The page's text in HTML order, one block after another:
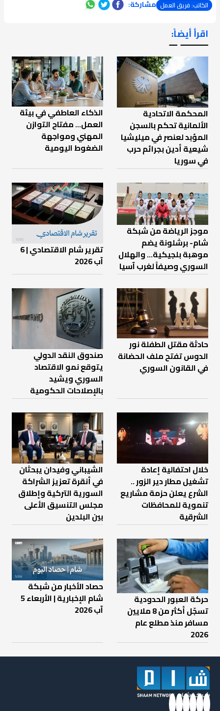
الكاتب: فريق العمل مشاركة:
اقرأ أيضاً:
ـــــــ ــ
المحكمة الاتحادية
الألمانية تحكم بالسجن
المؤبد لعنصر في ميليشيا
شيعية أدين بجرائم حرب
في سوريا
الذكاء العاطفي في بيئة
العمل… مفتاح التوازن
المهني ومواجهة
الضغوط اليومية
موجز الرياضة من شبكة
شام- برشلونة يضم
موهبة بلجيكية... والهلال
السوري وصيفاً لغرب آسيا
تقرير شام الاقتصادي | 6
آب 2026
حادثة مقتل الطفلة نور
الدوس تفتح ملف الحضانة
في القانون السوري
صندوق النقد الدولي
يتوقع نمو الاقتصاد
السوري ويشيد
بالإصلاحات الحكومية
خلال احتفالية إعادة
تشغيل مطار دير الزور ..
الشرع يعلن حزمة مشاريع
تنموية للمحافظات
الشرقية
الشيباني وفيدان يبحثان
في أنقرة تعزيز الشراكة
السورية التركية وإطلاق
مجلس التنسيق الأعلى
بين البلدين
حركة العبور الحدودية
تسجّل أكثر من 8 ملايين
مسافر منذ مطلع عام
2026
حصاد الأخبار من شبكة
شام الإخبارية | الأربعاء 5
آب 2026